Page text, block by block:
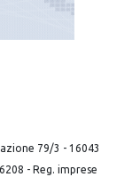
79/3 - 16043
- Reg. imprese